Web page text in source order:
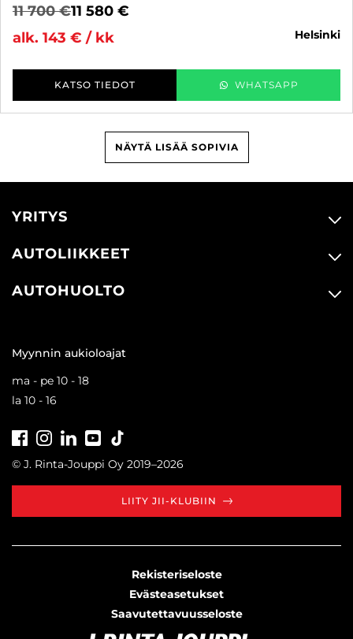
11 700 €11 580 €
alk. 143 € / kk
helsinki
KATSO TIEDOT WHATSAPP
NÄYTÄ LISÄÄ SOPIVIA
YRITYS
AUTOLIIKKEET
AUTOHUOLTO
Myynnin aukioloajat
ma - pe 10 - 18
la 10 - 16
FacebookInstagramLinkedInYoutube
© J. Rinta-Jouppi Oy 2019–2026
LIITY JII-KLUBIIN
Rekisteriseloste
Evästeasetukset
Saavutettavuusseloste